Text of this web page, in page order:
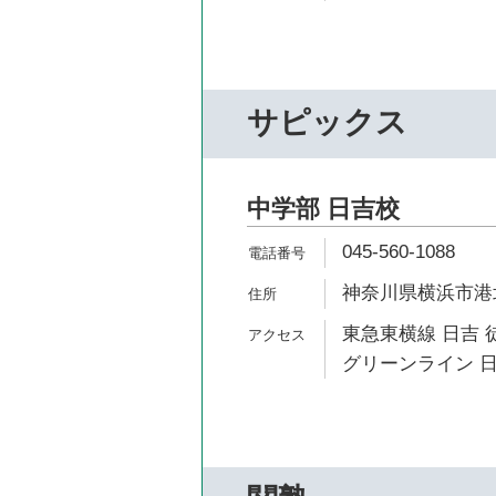
サピックス
中学部 日吉校
045-560-1088
神奈川県横浜市
東急東横線 日吉
グリーンライン